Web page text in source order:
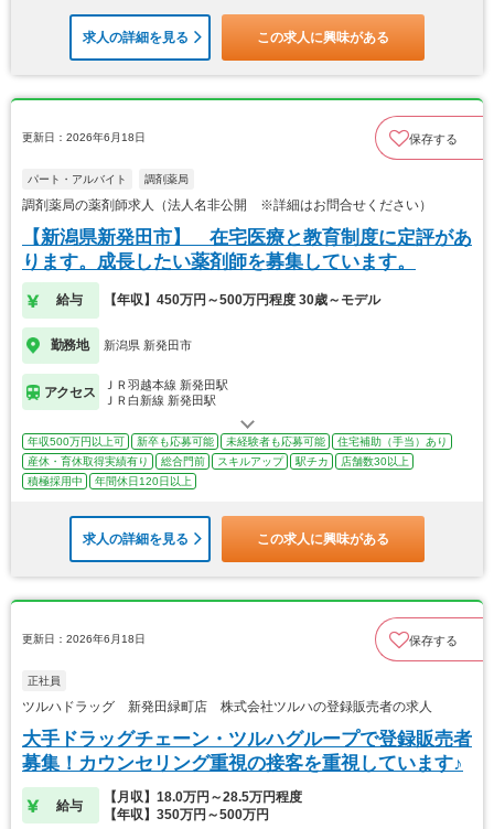
求人の詳細を見る この求人に興味がある
更新日：2026年6月18日 保存する
パート・アルバイト 調剤薬局
調剤薬局の薬剤師求人（法人名非公開 ※詳細はお問合せください）
【新潟県新発田市】 在宅医療と教育制度に定評があ
ります。成長したい薬剤師を募集しています。
給与 【年収】450万円～500万円程度 30歳～モデル
勤務地 新潟県 新発田市
アクセス
ＪＲ羽越本線 新発田駅
ＪＲ白新線 新発田駅
年収500万円以上可 新卒も応募可能 未経験者も応募可能
住宅補助（手当）あり
産休・育休取得実績有り
総合門前 スキルアップ 駅チカ
店舗数30以上
積極採用中
年間休日120日以上
求人の詳細を見る この求人に興味がある
更新日：2026年6月18日 保存する
正社員
ツルハドラッグ 新発田緑町店 株式会社ツルハの登録販売者の求人
大手ドラッグチェーン・ツルハグループで登録販売者
募集！カウンセリング重視の接客を重視しています♪
給与
【月収】18.0万円～28.5万円程度
【年収】350万円～500万円